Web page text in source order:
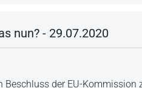
nun? - 29.07.2020
der EU-Kommission